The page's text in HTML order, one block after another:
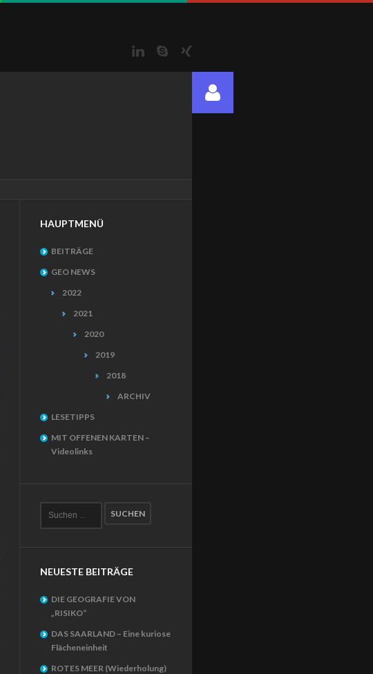
LinkedInSkype
HAUPTMENÜ
BEITRÄGE
GEO NEWS
2022
2021
2020
2019
2018
ARCHIV
LESETIPPS
MIT OFFENEN KARTEN –
Videolinks
NEUESTE BEITRÄGE
DIE GEOGRAFIE VON
„RISIKO“
DAS SAARLAND – Eine kuriose
Flächeneinheit
ROTES MEER (Wiederholung)